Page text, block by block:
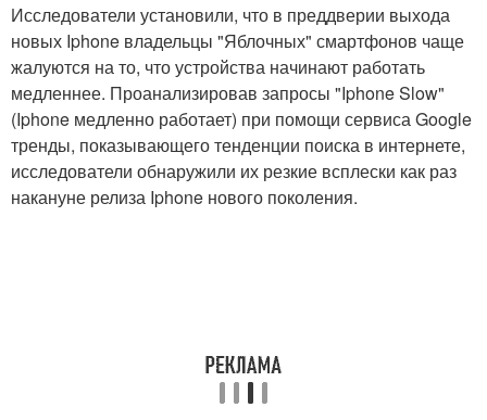
Исследователи установили, что в преддверии выхода
новых Iphone владельцы "Яблочных" смартфонов чаще
жалуются на то, что устройства начинают работать
медленнее. Проанализировав запросы "Iphone Slow"
(Iphone медленно работает) при помощи сервиса Google
тренды, показывающего тенденции поиска в интернете,
исследователи обнаружили их резкие всплески как раз
накануне релиза Iphone нового поколения.